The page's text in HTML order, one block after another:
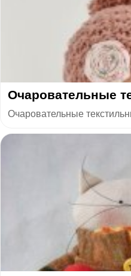
Очаровательные
Очаровательные